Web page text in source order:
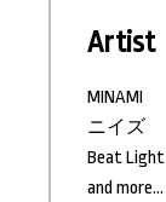
Artist
MINAMI
ニイズ
Beat Light
and more...